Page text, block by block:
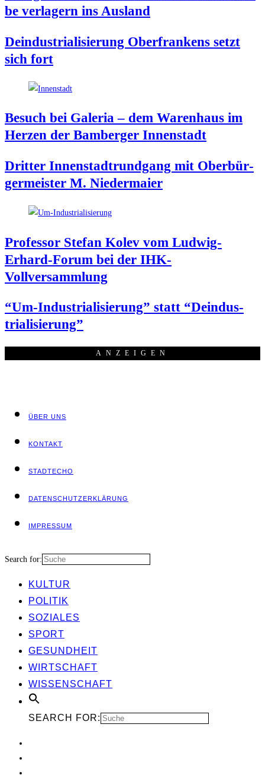
be ver­la­gern ins Ausland
Deindus­tria­li­sie­rung Ober­fran­kens setzt
sich fort
Besuch bei Gale­ria – dem Waren­haus im
Her­zen der Bam­ber­ger Innenstadt
Drit­ter Innen­stadt­rund­gang mit Ober­bür­
ger­meis­ter M. Niedermaier
Pro­fes­sor Ste­fan Kolev vom Lud­wig-
Erhard-Forum bei der IHK-
Vollversammlung
“Um-Indus­tria­li­sie­rung” statt “Deindus­
tria­li­sie­rung”
ANZEI­GEN
ÜBER UNS
KON­TAKT
STADT­ECHO
DATEN­SCHUTZ­ER­KLÄ­RUNG
IMPRES­SUM
Search for:
KUL­TUR
POLI­TIK
SOZIA­LES
SPORT
GESUND­HEIT
WIRT­SCHAFT
WIS­SEN­SCHAFT
SEARCH FOR: